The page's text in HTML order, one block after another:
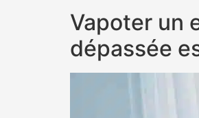
Vapoter un
dépassée